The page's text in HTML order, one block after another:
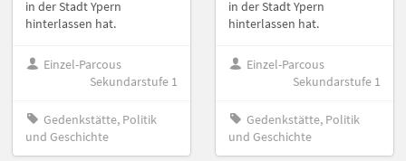
in der Stadt Ypern
hinterlassen hat.
Einzel-Parcous
Sekundarstufe 1
Gedenkstätte, Politik
und Geschichte
in der Stadt Ypern
hinterlassen hat.
Einzel-Parcous
Sekundarstufe 1
Gedenkstätte, Politik
und Geschichte